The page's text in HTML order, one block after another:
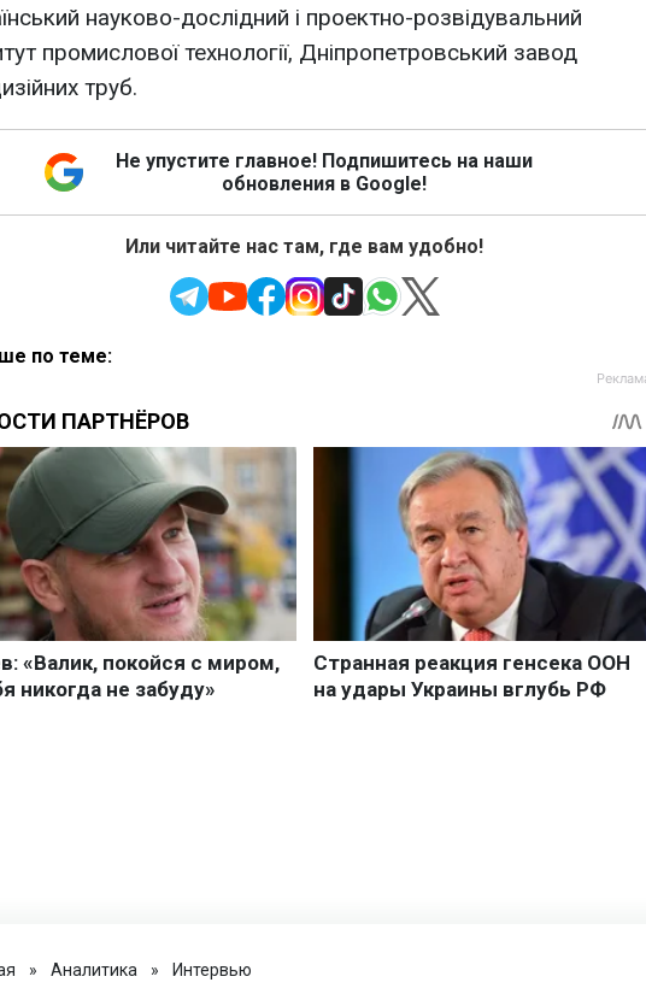
науково-дослідний і проектно-розвідувальний
промислової технології, Дніпропетровський завод
труб.
Не упустите главное! Подпишитесь на наши
обновления в Google!
Или читайте нас там, где вам удобно!
по теме:
» Аналитика » Интервью